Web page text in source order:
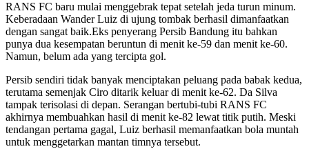
RANS FC baru mulai menggebrak tepat setelah jeda turun minum.
Keberadaan Wander Luiz di ujung tombak berhasil dimanfaatkan
dengan sangat baik.Eks penyerang Persib Bandung itu bahkan
punya dua kesempatan beruntun di menit ke-59 dan menit ke-60.
Namun, belum ada yang tercipta gol.
Persib sendiri tidak banyak menciptakan peluang pada babak kedua,
terutama semenjak Ciro ditarik keluar di menit ke-62. Da Silva
tampak terisolasi di depan. Serangan bertubi-tubi RANS FC
akhirnya membuahkan hasil di menit ke-82 lewat titik putih. Meski
tendangan pertama gagal, Luiz berhasil memanfaatkan bola muntah
untuk menggetarkan mantan timnya tersebut.